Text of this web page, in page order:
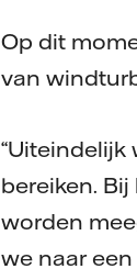
Op dit
van
bereiken.
worden
we naar